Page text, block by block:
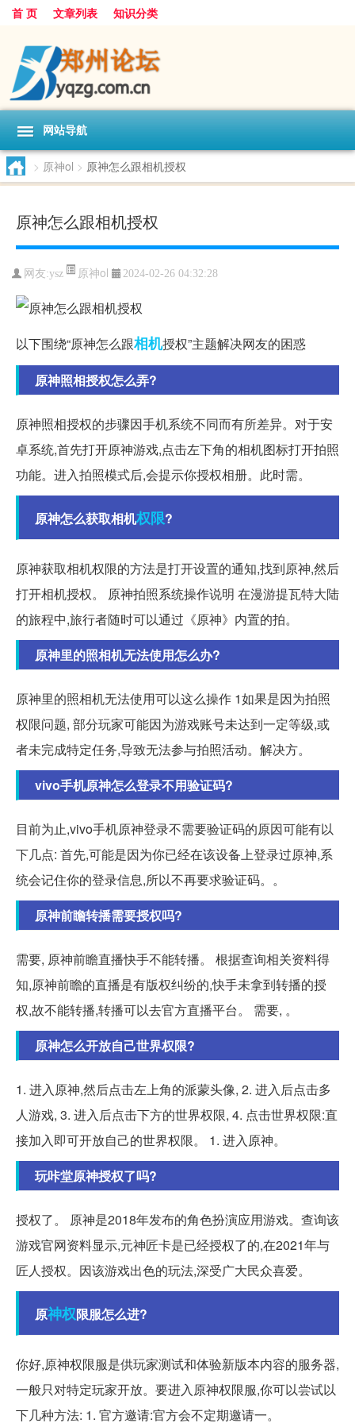
首 页 文章列表 知识分类
网站导航
> 原神ol > 原神怎么跟相机授权
原神怎么跟相机授权
网友:ysz 原神ol 2024-02-26 04:32:28
以下围绕“原神怎么跟相机授权”主题解决网友的困惑
原神照相授权怎么弄?
原神照相授权的步骤因手机系统不同而有所差异。对于安
卓系统,首先打开原神游戏,点击左下角的相机图标打开拍照
功能。进入拍照模式后,会提示你授权相册。此时需。
原神怎么获取相机权限?
原神获取相机权限的方法是打开设置的通知,找到原神,然后
打开相机授权。 原神拍照系统操作说明 在漫游提瓦特大陆
的旅程中,旅行者随时可以通过《原神》内置的拍。
原神里的照相机无法使用怎么办?
原神里的照相机无法使用可以这么操作 1如果是因为拍照
权限问题, 部分玩家可能因为游戏账号未达到一定等级,或
者未完成特定任务,导致无法参与拍照活动。解决方。
vivo手机原神怎么登录不用验证码?
目前为止,vivo手机原神登录不需要验证码的原因可能有以
下几点: 首先,可能是因为你已经在该设备上登录过原神,系
统会记住你的登录信息,所以不再要求验证码。。
原神前瞻转播需要授权吗?
需要, 原神前瞻直播快手不能转播。 根据查询相关资料得
知,原神前瞻的直播是有版权纠纷的,快手未拿到转播的授
权,故不能转播,转播可以去官方直播平台。 需要, 。
原神怎么开放自己世界权限?
1. 进入原神,然后点击左上角的派蒙头像, 2. 进入后点击多
人游戏, 3. 进入后点击下方的世界权限, 4. 点击世界权限:直
接加入即可开放自己的世界权限。 1. 进入原神。
玩咔堂原神授权了吗?
授权了。 原神是2018年发布的角色扮演应用游戏。查询该
游戏官网资料显示,元神匠卡是已经授权了的,在2021年与
匠人授权。因该游戏出色的玩法,深受广大民众喜爱。
原神权限服怎么进?
你好,原神权限服是供玩家测试和体验新版本内容的服务器,
一般只对特定玩家开放。要进入原神权限服,你可以尝试以
下几种方法: 1. 官方邀请:官方会不定期邀请一。